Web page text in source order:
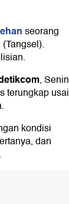
seorang
, Senin
terungkap usai
kondisi
dan